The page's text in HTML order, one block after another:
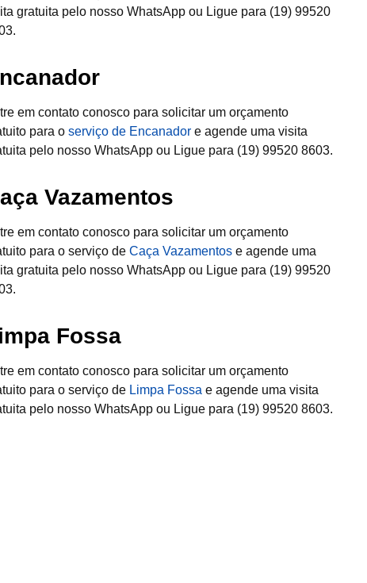
gratuita pelo nosso WhatsApp ou Ligue para (19) 99520
em contato conosco para solicitar um orçamento
para oserviço de Encanador e agende uma visita
pelo nosso WhatsApp ou Ligue para (19) 99520 8603.
Vazamentos
em contato conosco para solicitar um orçamento
para o serviço deCaça Vazamentos e agende uma
gratuita pelo nosso WhatsApp ou Ligue para (19) 99520
Fossa
em contato conosco para solicitar um orçamento
para o serviço de Limpa Fossa e agende uma visita
pelo nosso WhatsApp ou Ligue para (19) 99520 8603.